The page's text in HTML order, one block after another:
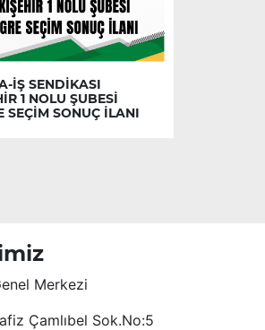
İŞ SENDİKASI
1 NOLU ŞUBESİ
SEÇİM SONUÇ İLANI
Merkezi
Çamlıbel Sok.No:5